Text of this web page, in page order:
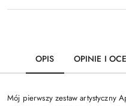
OPIS OPINIE I
Mój pierwszy zestaw artystyczny